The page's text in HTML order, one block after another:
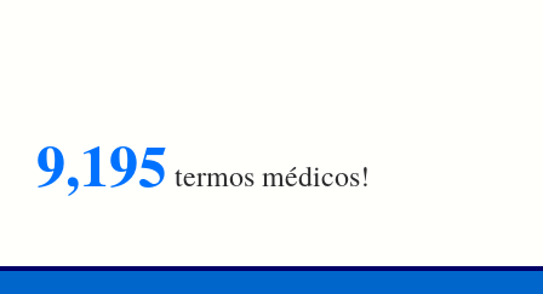
9,195 termos médicos!